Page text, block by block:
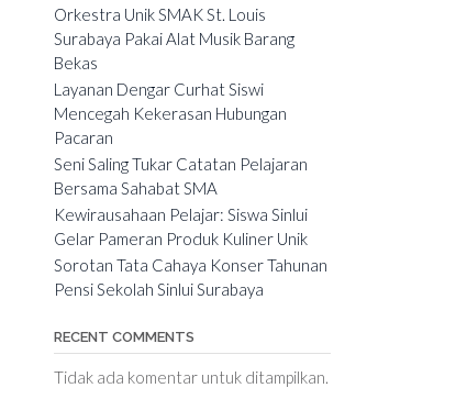
Orkestra Unik SMAK St. Louis
Surabaya Pakai Alat Musik Barang
Bekas
Layanan Dengar Curhat Siswi
Mencegah Kekerasan Hubungan
Pacaran
Seni Saling Tukar Catatan Pelajaran
Bersama Sahabat SMA
Kewirausahaan Pelajar: Siswa Sinlui
Gelar Pameran Produk Kuliner Unik
Sorotan Tata Cahaya Konser Tahunan
Pensi Sekolah Sinlui Surabaya
RECENT COMMENTS
Tidak ada komentar untuk ditampilkan.